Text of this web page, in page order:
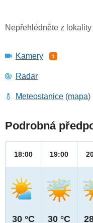
Nepřehlédněte z
Kamery 1
Radar
Meteostanice (mapa)
Podrobná
18:00
30 °C
19:00
30 °C